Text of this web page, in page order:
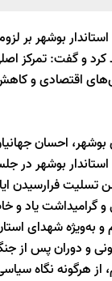
بوشهر بر
و گفت: تمرکز
اقتصادی و
احسان
بوشهر در
تسلیت فرارسیدن
گرامیداشت یاد و
به‌ویژه شهدای
و دوران پس از
هرگونه نگاه